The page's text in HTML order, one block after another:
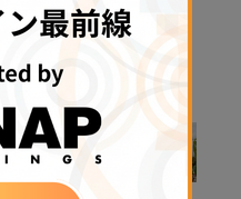
地法人設立